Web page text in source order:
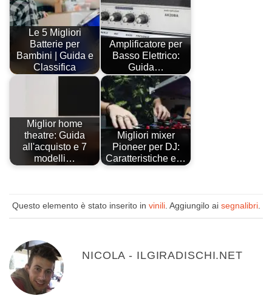
Le 5 Migliori
Batterie per
Bambini | Guida e
Classifica
Amplificatore per
Basso Elettrico:
Guida…
Miglior home
theatre: Guida
all'acquisto e 7
modelli…
Migliori mixer
Pioneer per DJ:
Caratteristiche e…
Questo elemento è stato inserito in vinili. Aggiungilo ai segnalibri.
NICOLA - ILGIRADISCHI.NET